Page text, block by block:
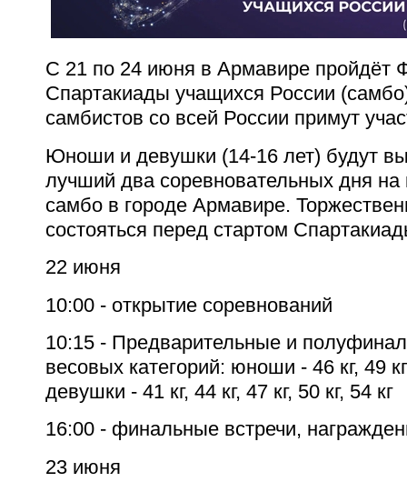
С 21 по 24 июня в Армавире пройдёт
Спартакиады учащихся России
самбистов со всей России примут
Юноши и девушки (14-16 лет) будут
лучший два соревновательных дня на
самбо в городе Армавире.
состояться перед стартом
22 июня
10:00 - открытие соревнований
10:15 - Предварительные и
весовых категорий: юноши - 46 кг, 49
девушки - 41 кг, 44 кг, 47 кг, 50 кг, 54 кг
16:00 - финальные встречи,
23 июня